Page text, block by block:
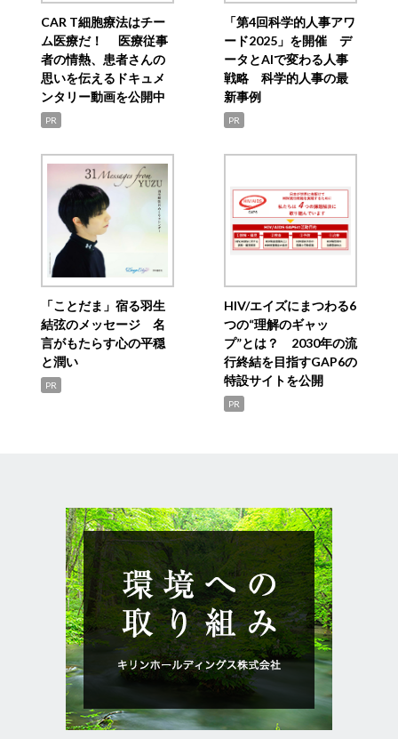
CAR T細胞療法はチー
ム医療だ！ 医療従事
者の情熱、患者さんの
思いを伝えるドキュメ
ンタリー動画を公開中
PR
「第4回科学的人事アワ
ード2025」を開催 デ
ータとAIで変わる人事
戦略 科学的人事の最
新事例
PR
「ことだま」宿る羽生
結弦のメッセージ 名
言がもたらす心の平穏
と潤い
PR
HIV/エイズにまつわる6
つの“理解のギャッ
プ”とは？ 2030年の流
行終結を目指すGAP6の
特設サイトを公開
PR